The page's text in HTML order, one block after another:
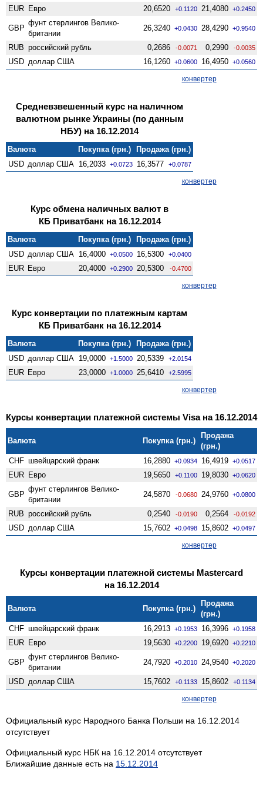
EUR Евро 20,6520 +0.1120 21,4080 +0.2450
GBP
фунт стерлингов Велико­
британии
26,3240 +0.0430 28,4290 +0.9540
RUB российский рубль 0,2686 -0.0071 0,2990 -0.0035
USD доллар США 16,1260 +0.0600 16,4950 +0.0560
конвертер
Средневзвешенный курс на наличном
валютном рынке Украины (по данным
НБУ) на 16.12.2014
Валюта Покупка (грн.)
Продажа (грн.)
USD доллар США 16,2033 +0.0723 16,3577 +0.0787
конвертер
Курс обмена наличных валют в
КБ Приватбанк на 16.12.2014
Валюта Покупка (грн.)
Продажа (грн.)
USD доллар США 16,4000 +0.0500 16,5300 +0.0400
EUR Евро 20,4000 +0.2900 20,5300 -0.4700
конвертер
Курс конвертации по платежным картам
КБ Приватбанк на 16.12.2014
Валюта Покупка (грн.)
Продажа (грн.)
USD доллар США 19,0000 +1.5000 20,5339 +2.0154
EUR Евро 23,0000 +1.0000 25,6410 +2.5995
конвертер
Курсы конвертации платежной системы Visa на 16.12.2014
Валюта Покупка (грн.)
Продажа
(грн.)
CHF швейцарский франк 16,2880 +0.0934 16,4919 +0.0517
EUR Евро 19,5650 +0.1100 19,8030 +0.0620
GBP
фунт стерлингов Велико­
британии
24,5870 -0.0680 24,9760 +0.0800
RUB российский рубль 0,2540 -0.0190 0,2564 -0.0192
USD доллар США 15,7602 +0.0498 15,8602 +0.0497
конвертер
Курсы конвертации платежной системы Mastercard
на 16.12.2014
Валюта Покупка (грн.)
Продажа
(грн.)
CHF швейцарский франк 16,2913 +0.1953 16,3996 +0.1958
EUR Евро 19,5630 +0.2200 19,6920 +0.2210
GBP
фунт стерлингов Велико­
британии
24,7920 +0.2010 24,9540 +0.2020
USD доллар США 15,7602 +0.1133 15,8602 +0.1134
конвертер
Официальный курс Народного Банка Польши на 16.12.2014
отсутствует
Официальный курс НБК на 16.12.2014 отсутствует
Ближайшие данные есть на 15.12.2014